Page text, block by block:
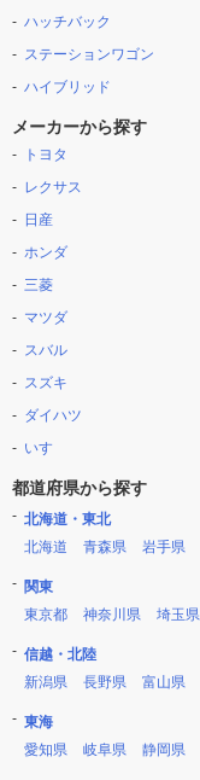
ハッチバック
ステーションワゴン
ハイブリッド
メーカーから探す
トヨタ
レクサス
日産
ホンダ
三菱
マツダ
スバル
スズキ
ダイハツ
いすゞ
都道府県から探す
北海道・東北
北海道
青森県 岩手県
関東
東京都
神奈川県 埼玉県
信越・北陸
新潟県
長野県 富山県
東海
愛知県
岐阜県 静岡県